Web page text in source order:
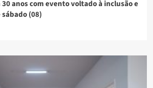
30 anos com evento voltado à inclusão e
(08)